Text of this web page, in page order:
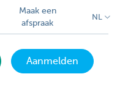
Maak een
afspraak
NL
Aanmelden